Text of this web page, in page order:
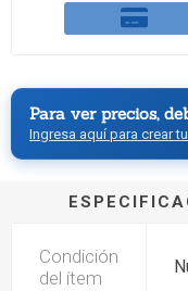
Para ver precios,
Ingresa aquí para crear
Condición
del ítem